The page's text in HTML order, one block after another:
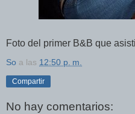
Foto del primer B&B que
So a las 12:50 p. m.
Compartir
No hay comentarios: